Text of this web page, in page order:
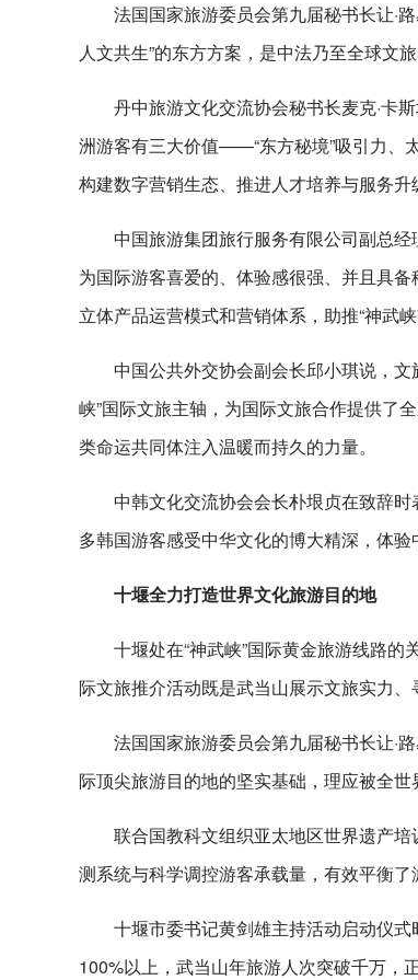
法国国家旅游委员会第九届秘书长让·
人文共生”的东方方案，是中法乃至全球文
丹中旅游文化交流协会秘书长麦克·卡
洲游客有三大价值——“东方秘境”吸引力、
构建数字营销生态、推进人才培养与服务升
中国旅游集团旅行服务有限公司副总
为国际游客喜爱的、体验感很强、并且具
立体产品运营模式和营销体系，助推“神武
中国公共外交协会副会长邱小琪说，
峡”国际文旅主轴，为国际文旅合作提供了
类命运共同体注入温暖而持久的力量。
中韩文化交流协会会长朴垠贞在致辞
多韩国游客感受中华文化的博大精深，体验
十堰全力打造世界文化旅游目的地
十堰处在“神武峡”国际黄金旅游线路
际文旅推介活动既是武当山展示文旅实力
法国国家旅游委员会第九届秘书长让·
际顶尖旅游目的地的坚实基础，理应被全世
联合国教科文组织亚太地区世界遗产
测系统与科学调控游客承载量，有效平衡了
十堰市委书记黄剑雄主持活动启动仪
100%以上，武当山年旅游人次突破千万，